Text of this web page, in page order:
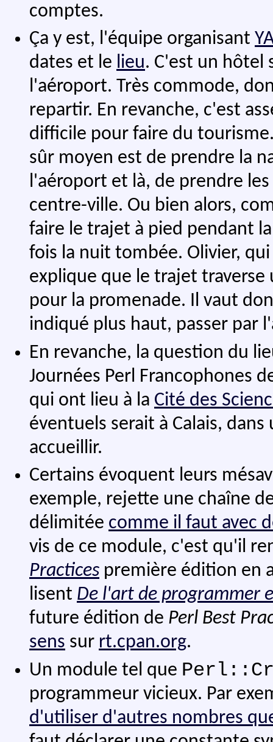
comptes.
Ça y est, l'équipe organisant
dates et le lieu. C'est un hôtel
l'aéroport. Très commode,
repartir. En revanche, c'est
difficile pour faire du
sûr moyen est de prendre la
l'aéroport et là, de prendre
centre-ville. Ou bien alors,
faire le trajet à pied pendant
fois la nuit tombée. Olivier,
explique que le trajet
pour la promenade. Il vaut
indiqué plus haut, passer par
En revanche, la question du
Journées Perl Francophones
qui ont lieu à la Cité des
éventuels serait à Calais,
accueillir.
Certains évoquent leurs
exemple, rejette une chaîne
délimitée comme il faut avec
vis de ce module, c'est qu'il
Practices première édition en
lisent De l'art de programmer
future édition de Perl Best
sens sur rt.cpan.org.
Un module tel que
programmeur vicieux. Par
d'utiliser d'autres nombres